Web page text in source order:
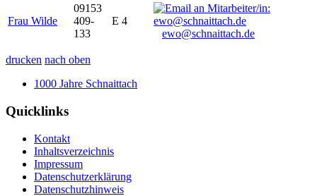
Frau Wilde
09153
409-
133
E 4
ewo@schnaittach.de
drucken nach oben
1000 Jahre Schnaittach
Quicklinks
Kontakt
Inhaltsverzeichnis
Impressum
Datenschutzerklärung
Datenschutzhinweis